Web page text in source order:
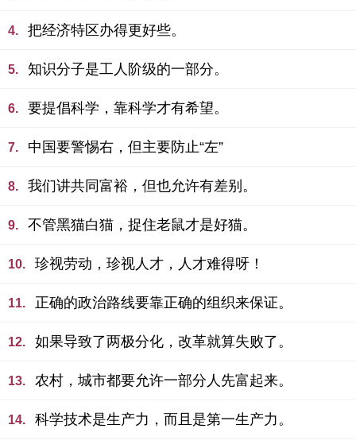
4. 把经济特区办得更好些。
5. 知识分子是工人阶级的一部分。
6. 要提倡科学，靠科学才有希望。
7. 中国要警惕右，但主要防止“左”
8. 我们讲共同富裕，但也允许有差别。
9. 不管黑猫白猫，捉住老鼠才是好猫。
10. 珍视劳动，珍视人才，人才难得呀！
11. 正确的政治路线要靠正确的组织来保证。
12. 如果导致了两极分化，改革就算失败了。
13. 农村，城市都要允许一部分人先富起来。
14. 科学技术是生产力，而且是第一生产力。